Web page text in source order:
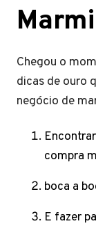
Chegou o
dicas de ouro
negócio de
compra
boca a
E fazer